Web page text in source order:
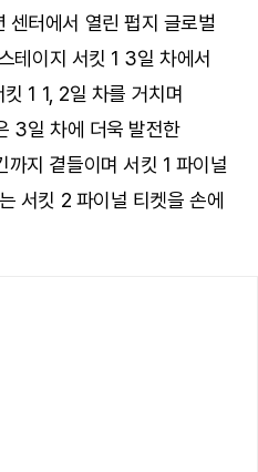
센터에서 열린 펍지 글로벌
테이지 서킷 1 3일 차에서
1 1, 2일 차를 거치며
3일 차에 더욱 발전한
까지 곁들이며 서킷 1 파이널
서킷 2 파이널 티켓을 손에